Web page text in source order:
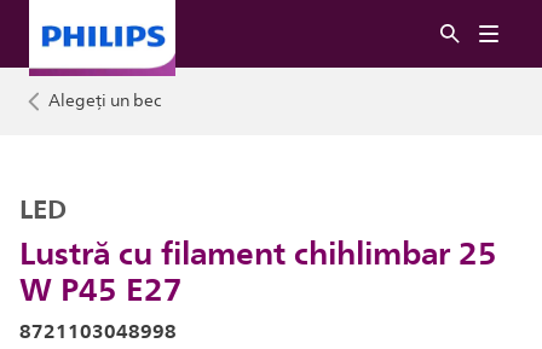
Alegeți un bec
Lustră cu filament chihlimbar 25
W P45 E27
LED
8721103048998